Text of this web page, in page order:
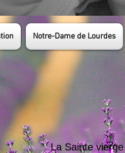
Notre-Dame de Lourdes
La Sainte vierge